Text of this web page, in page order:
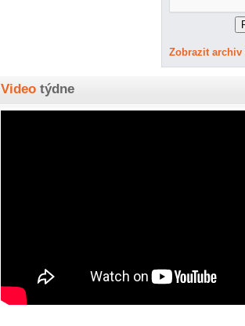
Zobrazit archiv
Video týdne